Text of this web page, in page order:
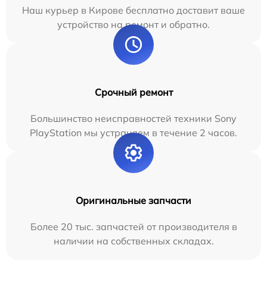
Наш курьер в Кирове бесплатно доставит ваше
устройство на ремонт и обратно.
Срочный ремонт
Большинство неисправностей техники Sony
PlayStation мы устраняем в течение 2 часов.
Оригинальные запчасти
Более 20 тыс. запчастей от производителя в
наличии на собственных складах.